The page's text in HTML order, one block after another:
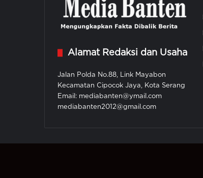
Alamat Redaksi dan Usaha
Jalan Polda No.88, Link Mayabon
Kecamatan Cipocok Jaya, Kota Serang
Email: mediabanten@ymail.com
mediabanten2012@gmail.com